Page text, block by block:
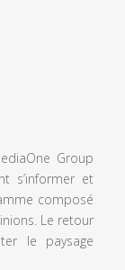
Group
s’informer et
composé
Le retour
le paysage